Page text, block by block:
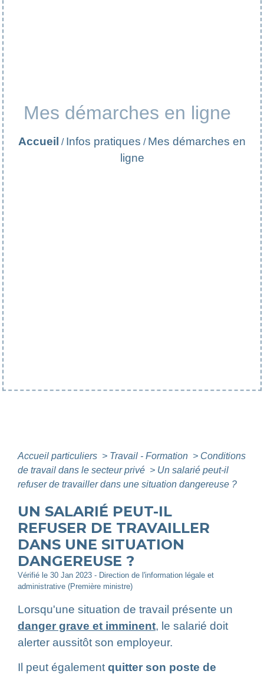
Mes démarches en ligne
Accueil / Infos pratiques / Mes démarches en
ligne
Accueil particuliers > Travail - Formation > Conditions
de travail dans le secteur privé > Un salarié peut-il
refuser de travailler dans une situation dangereuse ?
UN SALARIÉ PEUT-IL
REFUSER DE TRAVAILLER
DANS UNE SITUATION
DANGEREUSE ?
Vérifié le 30 Jan 2023 - Direction de l'information légale et
administrative (Première ministre)
Lorsqu'une situation de travail présente un
danger grave et imminent, le salarié doit
alerter aussitôt son employeur.
Il peut également quitter son poste de